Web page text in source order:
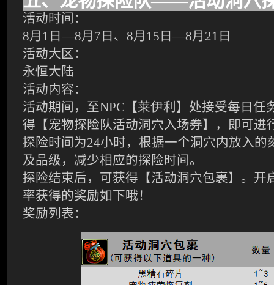
活动时间：
8月 1 日—8月 7 日、 8月 15 日—8月 21 日
活动大区：
永恒大陆
活动内容：
活动期间，至NPC 【莱伊利】处接受每日
得【宠物探险队活动洞穴入场券】，即可进
探险时间为24小时，根据一个洞穴内放入的
及品级，减少相应的探险时间。
探险结束后，可获得【活动洞穴包裹】。开
率获得的奖励如下哦！
奖励列表：